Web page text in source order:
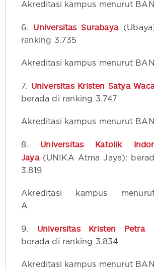
Akreditasi kampus menurut
6. Universitas Surabaya
ranking 3.735
Akreditasi kampus menurut
7. Universitas Kristen Satya
berada di ranking 3.747
Akreditasi kampus menurut
8. Universitas Katolik
Jaya(UNIKA Atma Jaya):
3.819
Akreditasi kampus
A
9. Universitas Kristen Petra
berada di ranking 3.834
Akreditasi kampus menurut